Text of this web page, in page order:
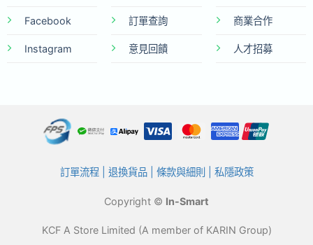
Facebook
Instagram
訂單查詢
意見回饋
商業合作
人才招募
訂單流程| 退換貨品| 條款與細則 私隱政策
Copyright © In-Smart
KCF A Store Limited (A member of KARIN Group)